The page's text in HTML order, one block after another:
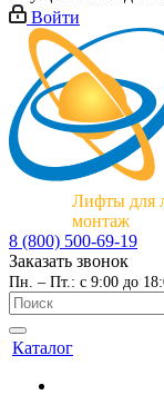
Войти
Лифты для
монтаж
8 (800) 500-69-19
Заказать звонок
Пн. – Пт.: с 9:00 до
Каталог